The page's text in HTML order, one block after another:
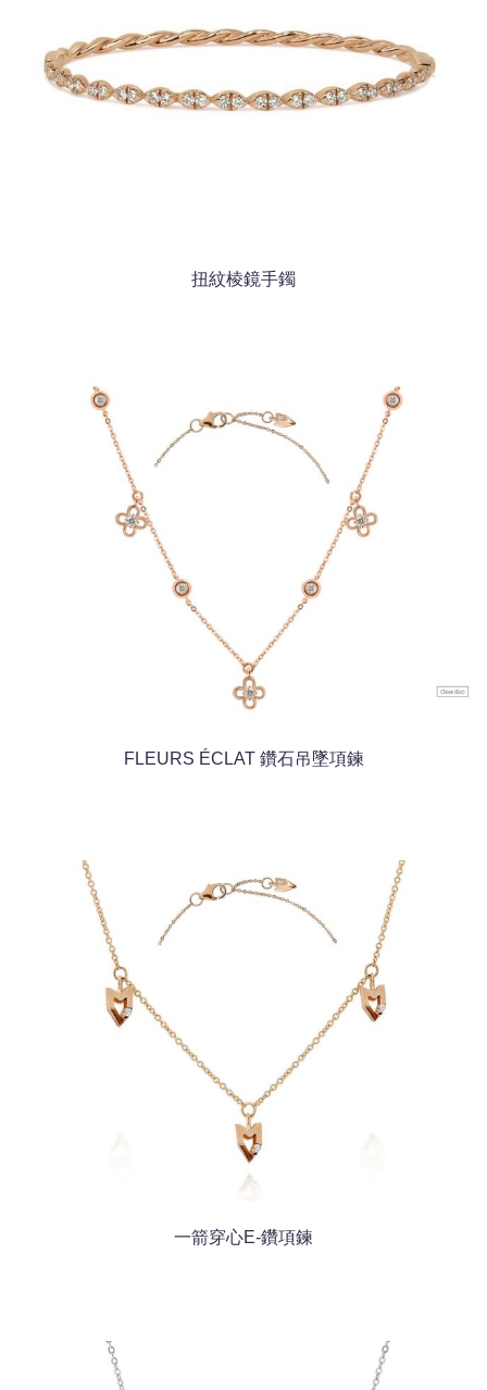
扭紋棱鏡手鐲
FLEURS ÉCLAT 鑽石吊墜項鍊
一箭穿心E-鑽項鍊